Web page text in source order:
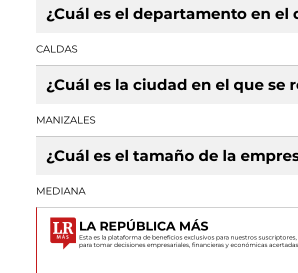
¿Cuál es el departamento en el
CALDAS
¿Cuál es la ciudad en el que se
MANIZALES
¿Cuál es el tamaño de la
MEDIANA
LA REPÚBLICA MÁS
Esta es la plataforma de beneficios exclusivos para nuestros
para tomar decisiones empresariales, financieras y económicas